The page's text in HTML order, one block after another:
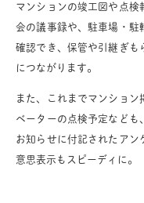
マンションの竣工図や点
会の議事録や、駐車場・駐
確認でき、保管や引継ぎも
につながります。
また、これまでマンショ
ベーターの点検予定なども
お知らせに付記されたア
意思表示もスピーディに。